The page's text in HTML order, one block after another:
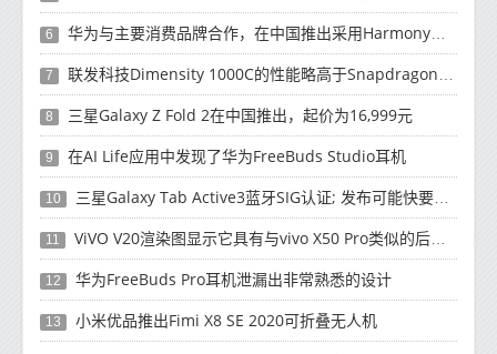
6 华为与主要消费品牌合作，在中国推出采用HarmonyOS 2.0的智能家居产品
7 联发科技Dimensity 1000C的性能略高于Snapdragon 765G
8 三星Galaxy Z Fold 2在中国推出，起价为16,999元
9 在AI Life应用中发现了华为FreeBuds Studio耳机
10 三星Galaxy Tab Active3蓝牙SIG认证; 发布可能快要结束了
11 ViVO V20渲染图显示它具有与vivo X50 Pro类似的后部设计
12 华为FreeBuds Pro耳机泄漏出非常熟悉的设计
13 小米优品推出Fimi X8 SE 2020可折叠无人机